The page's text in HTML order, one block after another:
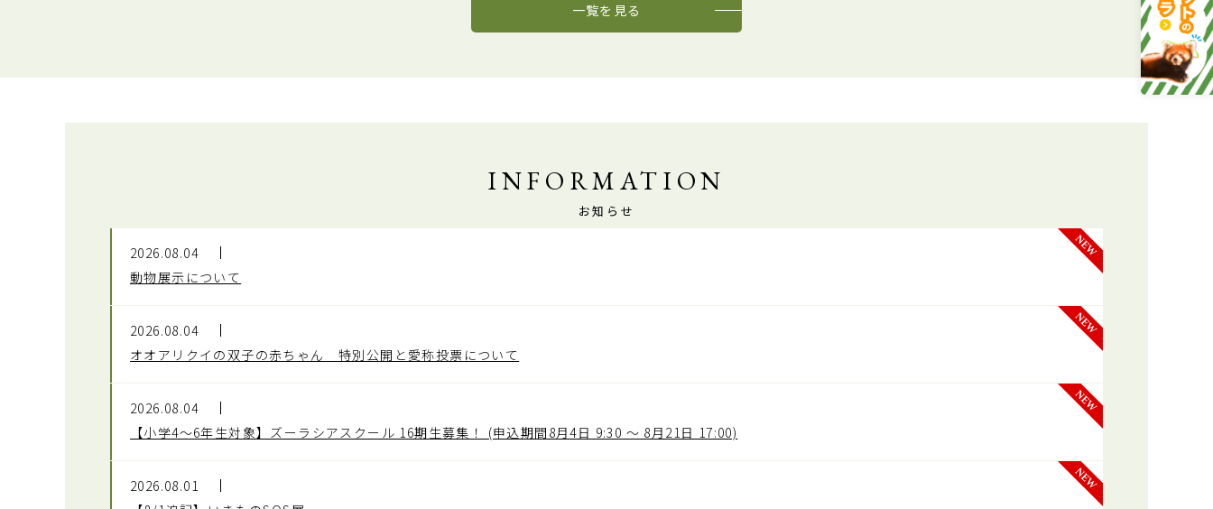
一覧を見る
INFORMATION
お知らせ
2026.08.04
動物展示について
2026.08.04
オオアリクイの双子の赤ちゃん 特別公開と愛称投票について
2026.08.04
【小学4～6年生対象】ズーラシアスクール 16期生募集！ (申込期間8月4日 9:30 ～ 8月21日 17:00)
2026.08.01